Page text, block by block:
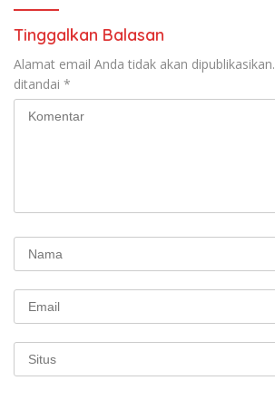
Tinggalkan Balasan
Alamat email Anda tidak akan dipublikasikan.
ditandai *